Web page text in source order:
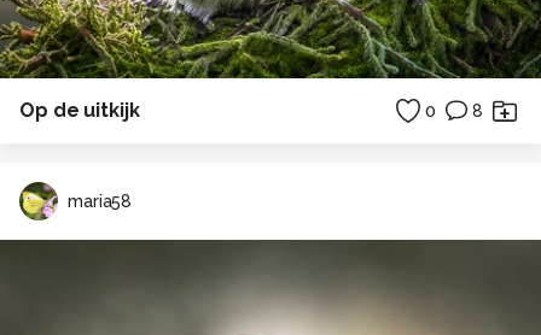
Op de uitkijk 0 8
maria58